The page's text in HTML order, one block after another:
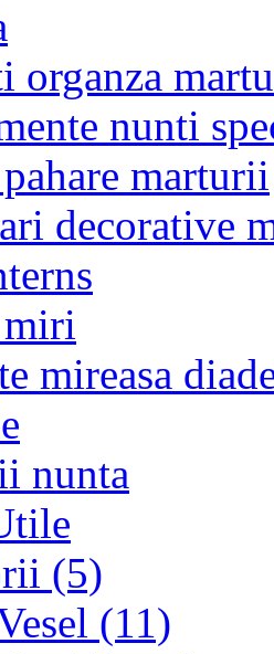
organza
nunti
marturii
decorative
miri
mireasa
nunta
(5)
(11)